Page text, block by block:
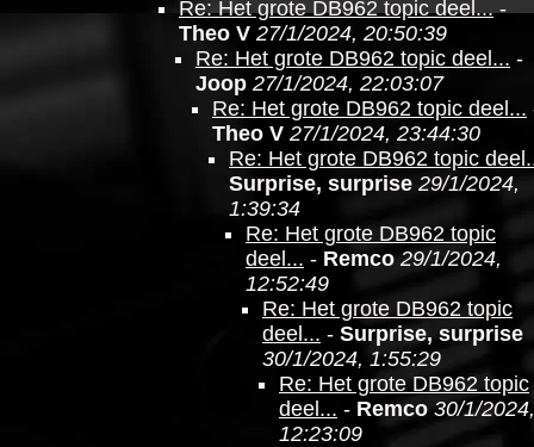
Re: Het grote DB962 topic deel...-
Theo V 27/1/2024, 20:50:39
Re: Het grote DB962 topic deel... -
Joop 27/1/2024, 22:03:07
Re: Het grote DB962 topic deel...
Theo V 27/1/2024, 23:44:30
Re: Het grote DB962 topic
Surprise, surprise 29/1/2024,
1:39:34
Re: Het grote DB962 topic
deel... - Remco 29/1/2024,
12:52:49
Re: Het grote DB962 topic
deel... - Surprise, surprise
30/1/2024, 1:55:29
Re: Het grote DB962 topic
deel... - Remco 30/1/2024,
12:23:09